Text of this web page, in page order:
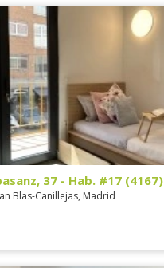
37 - Hab. #17 (4167)
Blas-Canillejas, Madrid